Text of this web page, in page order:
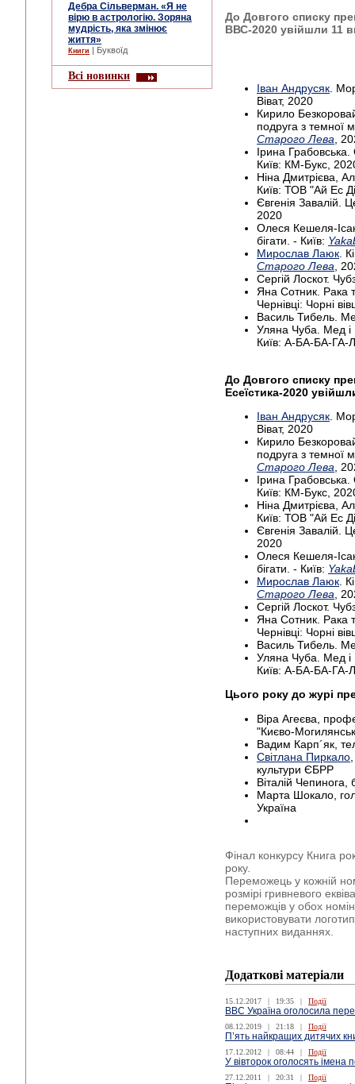
Дебра Сільверман. «Я не
вірю в астрологію. Зоряна
мудрість, яка змінює
життя»
Книги | Буквоїд
Всі новинки
До Довгого списку
ВВС-2020 увійшли 11
Іван Андрусяк .
Віват, 2020
Кирило
подруга з темної
Старого Лева ,
Ірина
Київ: КМ-Букс,
Ніна Дмитрієва,
Київ: ТОВ "Ай Ес
Євгенія Завалій.
2020
Олеся Кешеля-
бігати. - Київ:
Мирослав Лаюк .
Старого Лева ,
Сергій Лоскот.
Яна Сотник. Рака
Чернівці: Чорні
Василь Тибель.
Уляна Чуба. Мед і
Київ: А-БА-БА-
До Довгого списку
Есеїстика-2020
Іван Андрусяк .
Віват, 2020
Кирило
подруга з темної
Старого Лева ,
Ірина
Київ: КМ-Букс,
Ніна Дмитрієва,
Київ: ТОВ "Ай Ес
Євгенія Завалій.
2020
Олеся Кешеля-
бігати. - Київ:
Мирослав Лаюк .
Старого Лева ,
Сергій Лоскот.
Яна Сотник. Рака
Чернівці: Чорні
Василь Тибель.
Уляна Чуба. Мед і
Київ: А-БА-БА-
Цього року до журі
Віра Агеєва,
"Києво-
Вадим Карп´як,
Світлана Пиркало
культури ЄБРР
Віталій Чепинога,
Марта Шокало,
Україна
Фінал конкурсу Книга
року.
Переможець у кожній
розмірі гривневого
переможців у обох
використовувати
наступних виданнях.
Додаткові матеріали
15.12.2017 | 19:35 | Події
ВВС Україна оголосила
08.12.2019 | 21:18 | Події
П’ять найкращих дитячих
17.12.2012 | 08:44 | Події
У вівторок оголосять імена
27.12.2011 | 20:31 | Події